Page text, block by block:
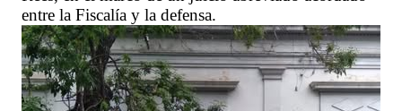
entre la Fiscalía y la defensa.